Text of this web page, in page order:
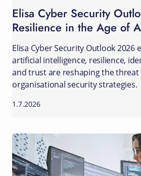
Elisa Cyber Security
Resilience in the Age of
Elisa Cyber Security Outlook 2026
artificial intelligence, resilience,
and trust are reshaping the threat
organisational security strategies.
1.7.2026